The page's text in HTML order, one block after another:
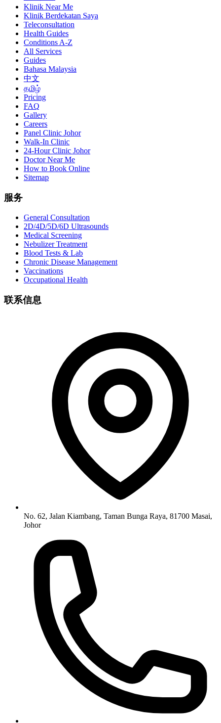
Klinik Near Me
Klinik Berdekatan Saya
Teleconsultation
Health Guides
Conditions A-Z
All Services
Guides
Bahasa Malaysia
中文
தமிழ்
Pricing
FAQ
Gallery
Careers
Panel Clinic Johor
Walk-In Clinic
24-Hour Clinic Johor
Doctor Near Me
How to Book Online
Sitemap
服务
General Consultation
2D/4D/5D/6D Ultrasounds
Medical Screening
Nebulizer Treatment
Blood Tests & Lab
Chronic Disease Management
Vaccinations
Occupational Health
联系信息
No. 62, Jalan Kiambang, Taman Bunga Raya, 81700 Masai,
Johor